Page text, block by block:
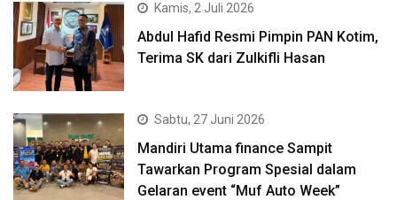
Kamis, 2 Juli 2026
Abdul Hafid Resmi Pimpin PAN Kotim,
Terima SK dari Zulkifli Hasan
Sabtu, 27 Juni 2026
Mandiri Utama finance Sampit
Tawarkan Program Spesial dalam
Gelaran event “Muf Auto Week”